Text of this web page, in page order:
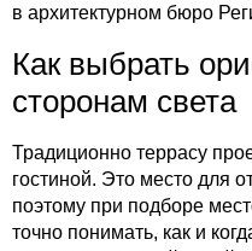
в архитектурном бюро
Как выбрать
сторонам света
Традиционно террасу
гостиной. Это место для
поэтому при подборе
точно понимать, как и